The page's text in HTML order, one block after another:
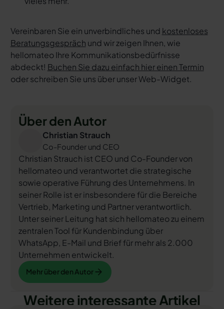
Vereinbaren Sie ein unverbindliches und kostenloses
Beratungsgespräch und wir zeigen Ihnen, wie
hellomateo Ihre Kommunikationsbedürfnisse
abdeckt! Buchen Sie dazu einfach hier einen Termin
oder schreiben Sie uns über unser Web-Widget.
Über den Autor
Christian Strauch
Co-Founder und CEO
Christian Strauch ist CEO und Co-Founder von
hellomateo und verantwortet die strategische
sowie operative Führung des Unternehmens. In
seiner Rolle ist er insbesondere für die Bereiche
Vertrieb, Marketing und Partner verantwortlich.
Unter seiner Leitung hat sich hellomateo zu einem
zentralen Tool für Kundenbindung über
WhatsApp, E-Mail und Brief für mehr als 2.000
Unternehmen entwickelt.
Mehr über den Autor
Mehr über den Autor
Weitere interessante Artikel